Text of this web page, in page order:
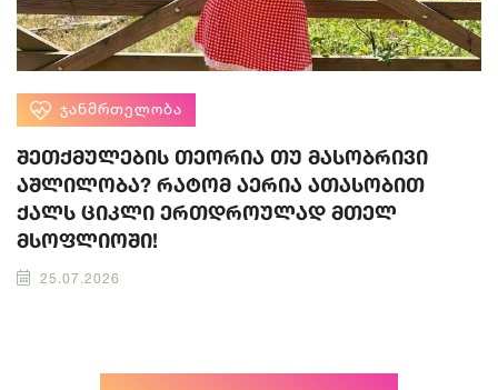
ᲯᲐᲜᲛᲠᲗᲔᲚᲝᲑᲐ
შეთქმულების თეორია თუ მასობრივი
აშლილობა? რატომ აერია ათასობით
ქალს ციკლი ერთდროულად მთელ
მსოფლიოში!
25.07.2026